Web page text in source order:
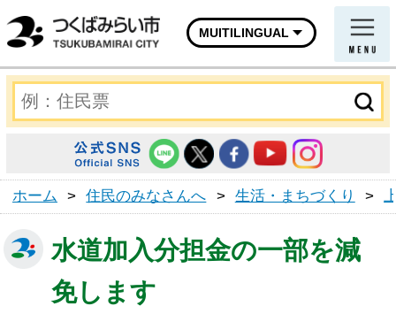
MUITILINGUAL
ホーム > 住民のみなさんへ > 生活・まちづくり >
水道加入分担金の一部を減
免します